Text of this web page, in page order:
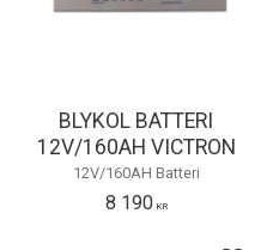
BLYKOL BATTERI
12V/160AH VICTRON
12V/160AH Batteri
8 190KR